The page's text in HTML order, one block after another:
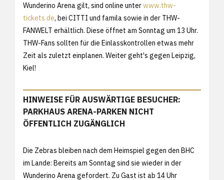
Wunderino Arena gilt, sind online unterwww.thw-
tickets.de, bei CITTI und famila sowie in der THW-
FANWELT erhältlich. Diese öffnet am Sonntag um 13 Uhr.
THW-Fans sollten für die Einlasskontrollen etwas mehr
Zeit als zuletzt einplanen. Weiter geht's gegen Leipzig,
Kiel!
HINWEISE FÜR AUSWÄRTIGE BESUCHER:
PARKHAUS ARENA-PARKEN NICHT
ÖFFENTLICH ZUGÄNGLICH
Die Zebras bleiben nach dem Heimspiel gegen den BHC
im Lande: Bereits am Sonntag sind sie wieder in der
Wunderino Arena gefordert. Zu Gast ist ab 14 Uhr